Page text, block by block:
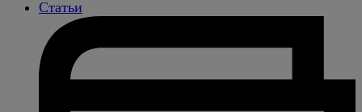
Статьи